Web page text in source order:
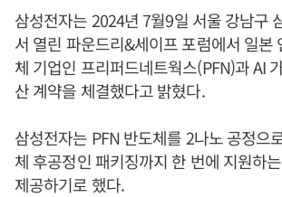
삼성전자는 2024년 7월9일 서울 강남구
서 열린 파운드리&세이프 포럼에서 일본
체 기업인 프리퍼드네트웍스(PFN)과 AI
산 계약을 체결했다고 밝혔다.
삼성전자는 PFN 반도체를 2나노 공정으
체 후공정인 패키징까지 한 번에 지원하는
제공하기로 했다.